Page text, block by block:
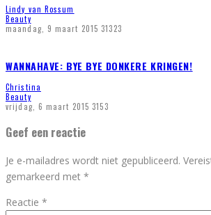
Lindy van Rossum
Beauty
maandag, 9 maart 2015 31323
WANNAHAVE: BYE BYE DONKERE KRINGEN!
Christina
Beauty
vrijdag, 6 maart 2015 3153
Geef een reactie
Je e-mailadres wordt niet gepubliceerd.
gemarkeerd met *
Reactie *